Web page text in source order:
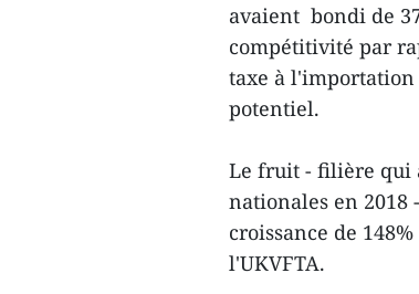
avaient bondi de
compétitivité par
taxe à
potentiel.
Le fruit - filière qui
nationales en 2018
croissance de
l'UKVFTA.